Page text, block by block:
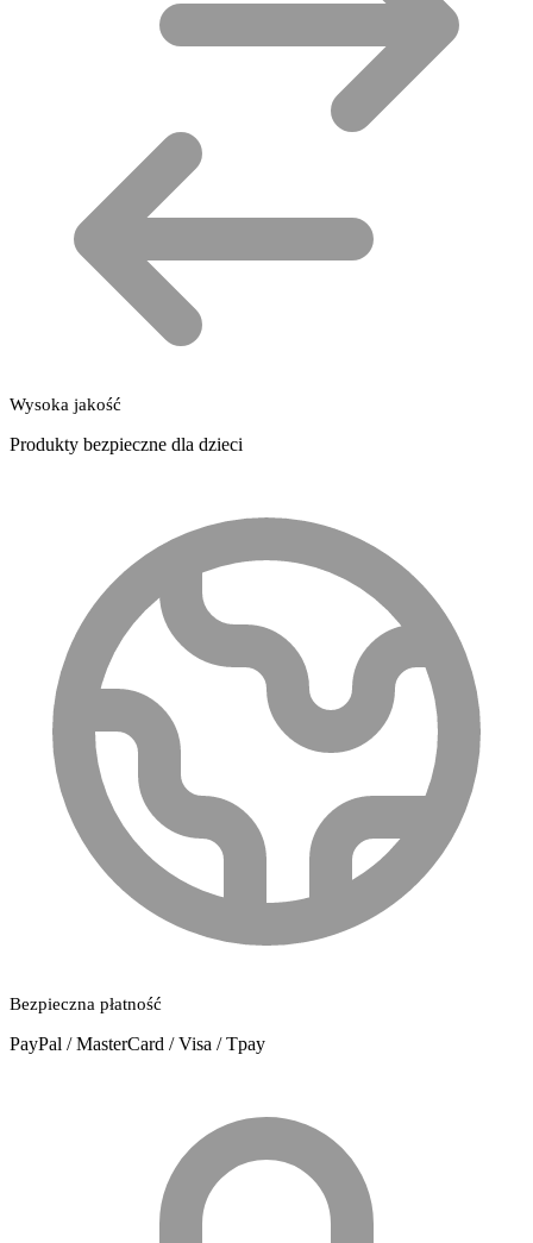
Wysoka jakość
Produkty bezpieczne dla dzieci
Bezpieczna płatność
PayPal / MasterCard / Visa / Tpay